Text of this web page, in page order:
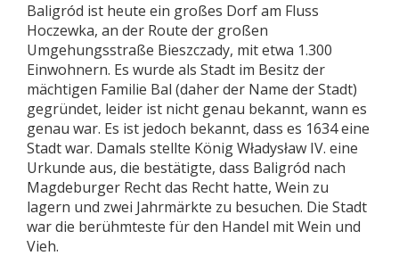
Baligród ist heute ein großes Dorf am Fluss
Hoczewka, an der Route der großen
Umgehungsstraße Bieszczady, mit etwa 1.300
Einwohnern. Es wurde als Stadt im Besitz der
mächtigen Familie Bal (daher der Name der Stadt)
gegründet, leider ist nicht genau bekannt, wann es
genau war. Es ist jedoch bekannt, dass es 1634 eine
Stadt war. Damals stellte König Władysław IV. eine
Urkunde aus, die bestätigte, dass Baligród nach
Magdeburger Recht das Recht hatte, Wein zu
lagern und zwei Jahrmärkte zu besuchen. Die Stadt
war die berühmteste für den Handel mit Wein und
Vieh.